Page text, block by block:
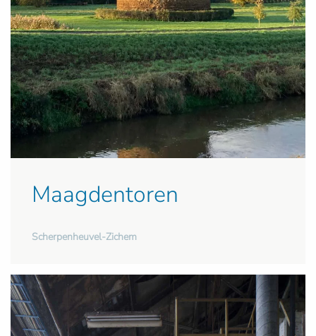
Maagdentoren
Scherpenheuvel-Zichem